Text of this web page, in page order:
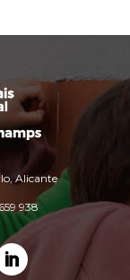
Alicante
938